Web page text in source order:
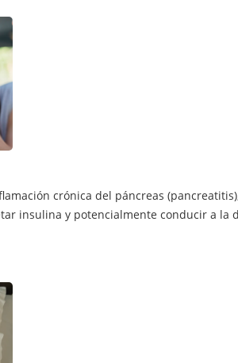
crónica del páncreas
insulina y potencialmente conducir a la